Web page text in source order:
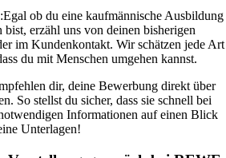
Egal ob du eine kaufmännische Ausbildung
bist, erzähl uns von deinen bisherigen
im Kundenkontakt. Wir schätzen jede Art
du mit Menschen umgehen kannst.
dir, deine Bewerbung direkt über
So stellst du sicher, dass sie schnell bei
Informationen auf einen Blick
Unterlagen!